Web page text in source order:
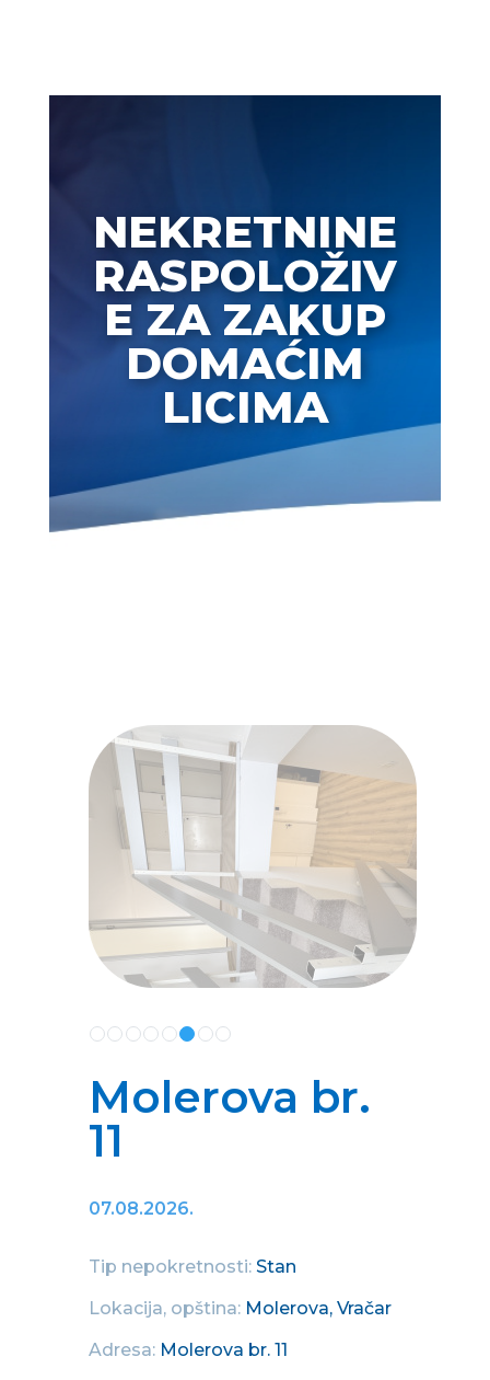
NEKRETNINE
RASPOLOŽIV
E ZA ZAKUP
DOMAĆIM
LICIMA
Molerova br.
11
07.08.2026.
Tip nepokretnosti: Stan
Lokacija, opština: Molerova, Vračar
Adresa: Molerova br. 11